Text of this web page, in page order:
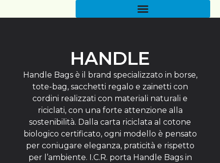
HANDLE
Handle Bags è il brand specializzato in borse,
tote-bag, sacchetti regalo e zainetti con
cordini realizzati con materiali naturali e
riciclati, con una forte attenzione alla
sostenibilità. Dalla carta riciclata al cotone
biologico certificato, ogni modello è pensato
per coniugare eleganza, praticità e rispetto
per l’ambiente. I.C.R. porta Handle Bags in